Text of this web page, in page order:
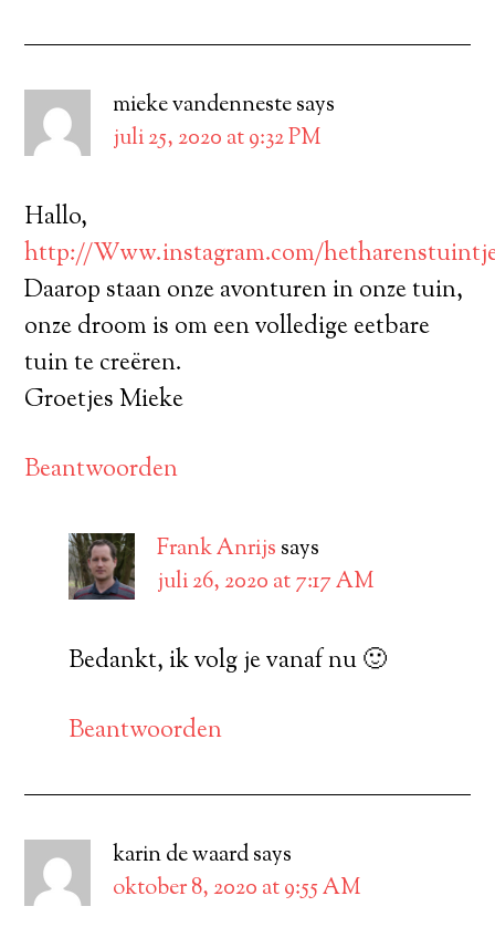
mieke vandennestesays
juli 25, 2020 at 9:32 PM
Hallo,
http://Www.instagram.com/
Daarop staan onze avonturen in onze tuin,
onze droom is om een volledige eetbare
tuin te creëren.
Groetjes Mieke
Beantwoorden
Frank Anrijs says
juli 26, 2020 at 7:17 AM
Bedankt, ik volg je vanaf nu 🙂
Beantwoorden
karin de waardsays
oktober 8, 2020 at 9:55 AM